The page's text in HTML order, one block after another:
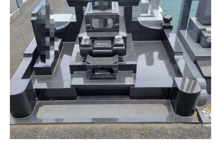
仕組み
管理料の納付時期と手続きの流れを徹底解
説
お墓購入後の管理料未納時のリスクと解決
策
墓地選びで重要な管理費用の比較ポイント
手続きの簡素化に役立つ実践的なチェック
方法
千葉県西馬橋蔵元町の規約に潜む落とし穴とは